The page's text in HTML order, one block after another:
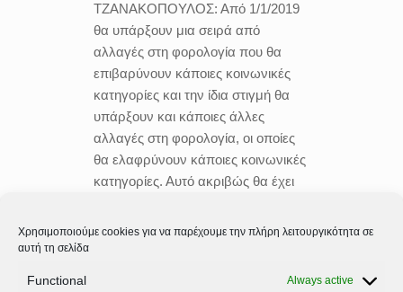
Χρησιμοποιούμε cookies για να παρέχουμε την πλήρη λειτουργικότητα σε
αυτή τη σελίδα
Functional Always active
ΤΖΑΝΑΚΟΠΟΥΛΟΣ: Από 1/1/2019
θα υπάρξουν μια σειρά από
αλλαγές στη φορολογία που θα
επιβαρύνουν κάποιες κοινωνικές
κατηγορίες και την ίδια στιγμή θα
υπάρξουν και κάποιες άλλες
αλλαγές στη φορολογία, οι οποίες
θα ελαφρύνουν κάποιες κοινωνικές
κατηγορίες. Αυτό ακριβώς θα έχει
όλα αυτά συμβαίνουν, διότι το ΔΝΤ,